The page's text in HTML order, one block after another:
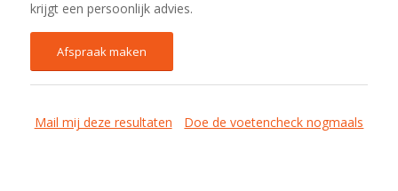
krijgt een persoonlijk advies.
Afspraak maken
Mail mij deze resultaten Doe de voetencheck nogmaals